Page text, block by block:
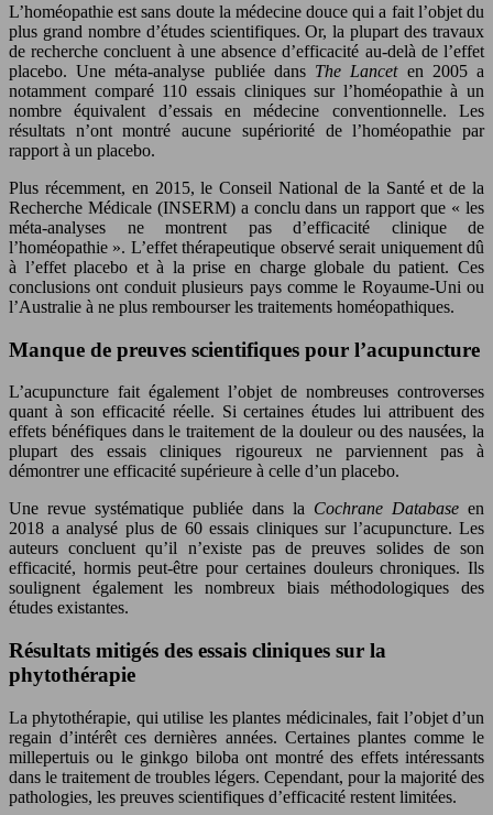
L’homéopathie est sans doute la médecine douce qui a fait l’objet du
plus grand nombre d’études scientifiques. Or, la plupart des travaux
de recherche concluent à une absence d’efficacité au-delà de l’effet
placebo. Une méta-analyse publiée dans The Lancet en 2005 a
notamment comparé 110 essais cliniques sur l’homéopathie à un
nombre équivalent d’essais en médecine conventionnelle. Les
résultats n’ont montré aucune supériorité de l’homéopathie par
rapport à un placebo.
Plus récemment, en 2015, le Conseil National de la Santé et de la
Recherche Médicale (INSERM) a conclu dans un rapport que « les
méta-analyses ne montrent pas d’efficacité clinique de
l’homéopathie ». L’effet thérapeutique observé serait uniquement dû
à l’effet placebo et à la prise en charge globale du patient. Ces
conclusions ont conduit plusieurs pays comme le Royaume-Uni ou
l’Australie à ne plus rembourser les traitements homéopathiques.
Manque de preuves scientifiques pour l’acupuncture
L’acupuncture fait également l’objet de nombreuses controverses
quant à son efficacité réelle. Si certaines études lui attribuent des
effets bénéfiques dans le traitement de la douleur ou des nausées, la
plupart des essais cliniques rigoureux ne parviennent pas à
démontrer une efficacité supérieure à celle d’un placebo.
Une revue systématique publiée dans la Cochrane Database en
2018 a analysé plus de 60 essais cliniques sur l’acupuncture. Les
auteurs concluent qu’il n’existe pas de preuves solides de son
efficacité, hormis peut-être pour certaines douleurs chroniques. Ils
soulignent également les nombreux biais méthodologiques des
études existantes.
Résultats mitigés des essais cliniques sur la
phytothérapie
La phytothérapie, qui utilise les plantes médicinales, fait l’objet d’un
regain d’intérêt ces dernières années. Certaines plantes comme le
millepertuis ou le ginkgo biloba ont montré des effets intéressants
dans le traitement de troubles légers. Cependant, pour la majorité des
pathologies, les preuves scientifiques d’efficacité restent limitées.